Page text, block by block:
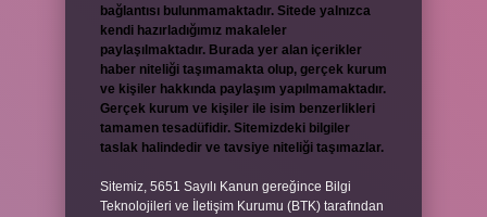
bağlantısı bulunmamaktadır. Sitede yalnızca
kendi hazırladığımız makaleler
paylaşılmaktadır. Burada yer alan içerikler
haber niteliği taşımamakta olup, gerçek kurum
ve kişiler hakkında paylaşım yapılmamaktadır.
Gerçek kurum ve kişiler ile isim benzerlikleri
tamamen tesadüfidir. Sitemizdeki bilgiler
taslak halindedir ve tavsiye niteliği taşımazlar.
Sitemiz, 5651 Sayılı Kanun gereğince Bilgi
Teknolojileri ve İletişim Kurumu (BTK) tarafından